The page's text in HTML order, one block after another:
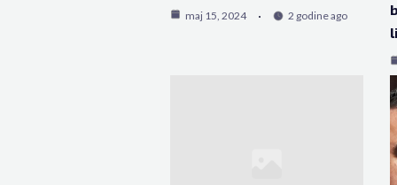
maj 15, 2024 2 godine ago